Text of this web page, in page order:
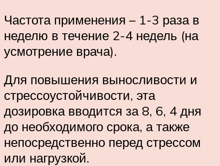
Частота применения – 1-3 раза в
неделю в течение 2-4 недель (на
усмотрение врача).
Для повышения выносливости и
стрессоустойчивости, эта
дозировка вводится за 8, 6, 4 дня
до необходимого срока, а также
непосредственно перед стрессом
или нагрузкой.